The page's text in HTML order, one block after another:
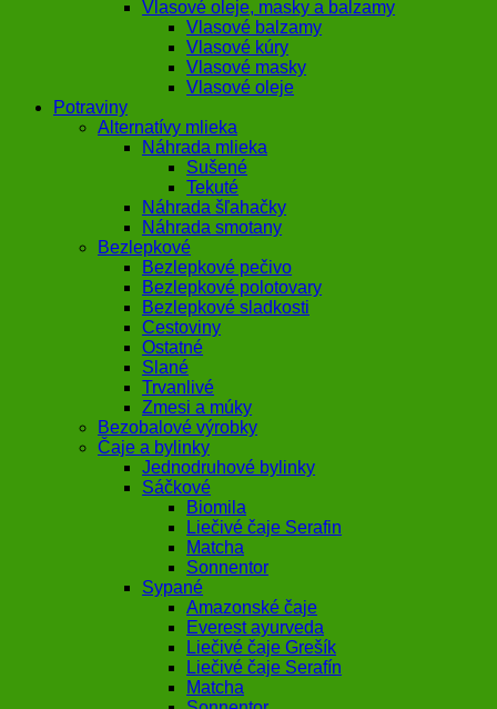
Vlasové oleje, masky a balzamy
Vlasové balzamy
Vlasové kúry
Vlasové masky
Vlasové oleje
Potraviny
Alternatívy mlieka
Náhrada mlieka
Sušené
Tekuté
Náhrada šľahačky
Náhrada smotany
Bezlepkové
Bezlepkové pečivo
Bezlepkové polotovary
Bezlepkové sladkosti
Cestoviny
Ostatné
Slané
Trvanlivé
Zmesi a múky
Bezobalové výrobky
Čaje a bylinky
Jednodruhové bylinky
Sáčkové
Biomila
Liečivé čaje Serafin
Matcha
Sonnentor
Sypané
Amazonské čaje
Everest ayurveda
Liečivé čaje Grešík
Liečivé čaje Serafín
Matcha